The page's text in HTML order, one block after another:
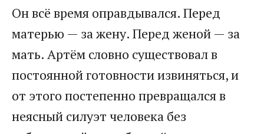
Он всё время оправдывался. Перед
матерью — за жену. Перед женой — за
мать. Артём словно существовал в
постоянной готовности извиняться, и
от этого постепенно превращался в
неясный силуэт человека без